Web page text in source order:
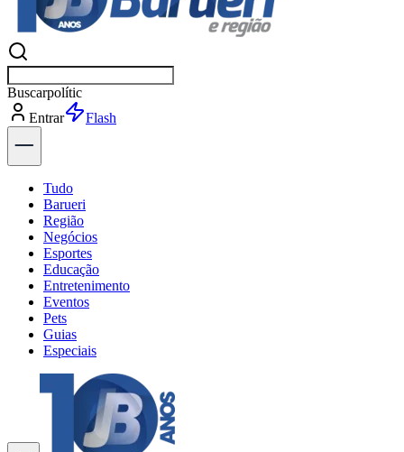
Buscarnotícias em
Entrar
Explorar
Tudo
Barueri
Região
Negócios
Esportes
Educação
Entretenimento
Eventos
Pets
Guias
Especiais
Explore Tudo
Últimas Notícias
Previsão do Tempo
Trânsito e Rotas